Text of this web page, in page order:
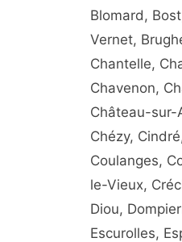
Blomard,
Vernet,
Chantelle,
Chavenon,
Château-sur-
Chézy,
Coulanges,
le-Vieux,
Diou,
Escurolles,